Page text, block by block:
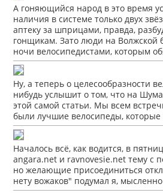
А гоняющийся народ в это время
наличия в системе только двух
аптеку за шприцами, правда,
гонщикам. Зато люди на
ночи велосипедистами, которым
Ну, а теперь о целесообразности
нибудь услышит о том, что на
этой самой статьи. Мы всем
были лучшие велосипеды, которые
Началось всё, как водится, в
angara.net и ravnovesie.net тему с
но желающие присоединиться
нету вожаков" подумал я,